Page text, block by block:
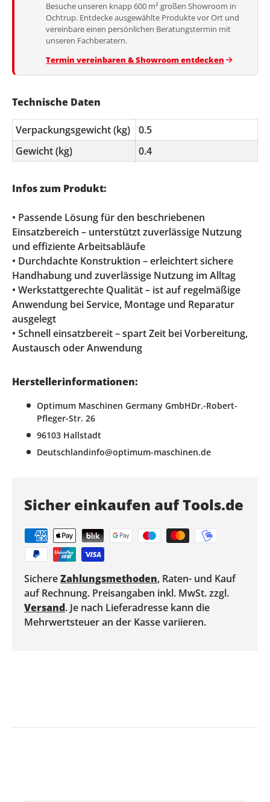
Besuche unseren knapp 600 m² großen Showroom in
Ochtrup. Entdecke ausgewählte Produkte vor Ort und
vereinbare einen persönlichen Beratungstermin mit
unseren Fachberatern.
Termin vereinbaren & Showroom entdecken
Technische Daten
Verpackungsgewicht (kg)
0.5
Gewicht (kg)
0.4
Infos zum Produkt:
• Passende Lösung für den beschriebenen
Einsatzbereich – unterstützt zuverlässige Nutzung
und effiziente Arbeitsabläufe
• Durchdachte Konstruktion – erleichtert sichere
Handhabung und zuverlässige Nutzung im Alltag
• Werkstattgerechte Qualität – ist auf regelmäßige
Anwendung bei Service, Montage und Reparatur
ausgelegt
• Schnell einsatzbereit – spart Zeit bei Vorbereitung,
Austausch oder Anwendung
Herstellerinformationen:
Optimum Maschinen Germany GmbHDr.-Robert-
Pfleger-Str. 26
96103 Hallstadt
Deutschlandinfo@optimum-maschinen.de
Sicher einkaufen auf Tools.de
SichereZahlungsmethoden, Raten- und Kauf
auf Rechnung. Preisangaben inkl. MwSt. zzgl.
Versand. Je nach Lieferadresse kann die
Mehrwertsteuer an der Kasse variieren.